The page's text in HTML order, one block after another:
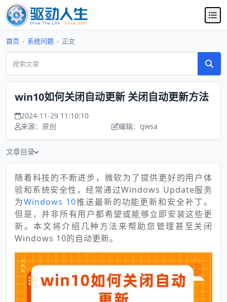
首页 › 系统问题 › 正文
win10如何关闭自动更新 关闭自动更新方法
2024-11-29 11:10:10
来源：原创
编辑：qwsa
文章目录
随着科技的不断进步，微软为了提供更好的用户体
验和系统安全性，经常通过Windows Update服务
为Windows 10推送最新的功能更新和安全补丁。
但是，并非所有用户都希望或能够立即安装这些更
新。本文将介绍几种方法来帮助您管理甚至关闭
Windows 10的自动更新。